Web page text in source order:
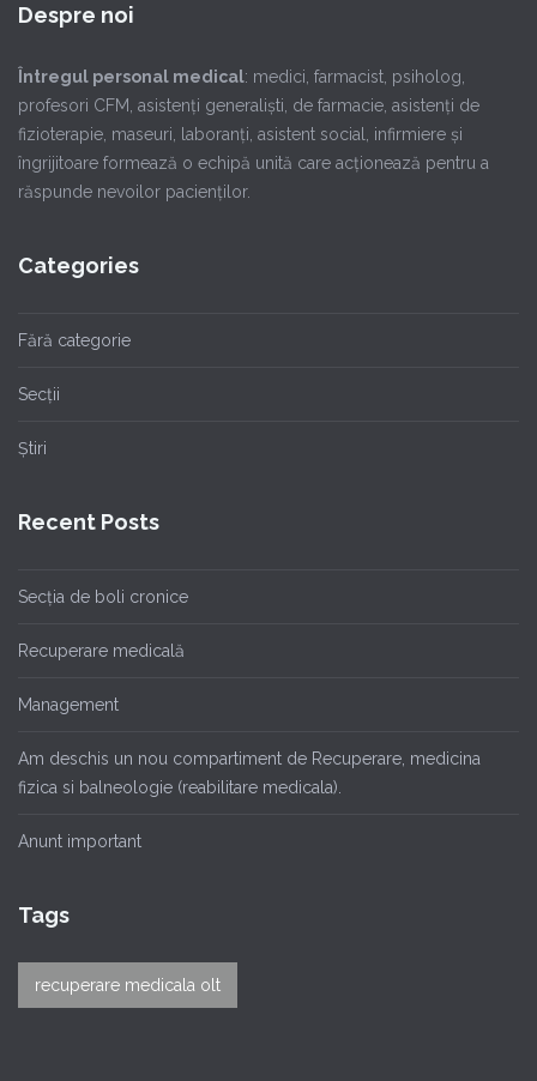
Despre noi
Întregul personal medical: medici, farmacist, psiholog,
profesori CFM, asistenţi generalişti, de farmacie, asistenţi de
fizioterapie, maseuri, laboranţi, asistent social, infirmiere şi
îngrijitoare formează o echipă unită care acţionează pentru a
răspunde nevoilor pacienţilor.
Categories
Fără categorie
Secții
Știri
Recent Posts
Secția de boli cronice
Recuperare medicală
Management
Am deschis un nou compartiment de Recuperare, medicina
fizica si balneologie (reabilitare medicala).
Anunt important
Tags
recuperare medicala olt